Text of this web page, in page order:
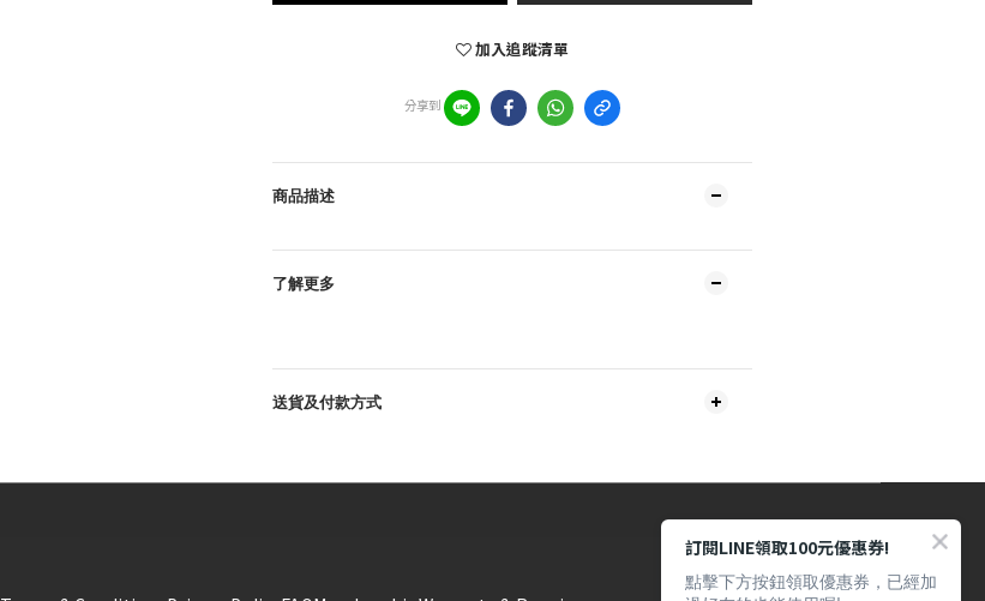
加入追蹤清單
分享到
商品描述
了解更多
送貨及付款方式
訂閱LINE領取100元優惠券!
點擊下方按鈕領取優惠券，已經加